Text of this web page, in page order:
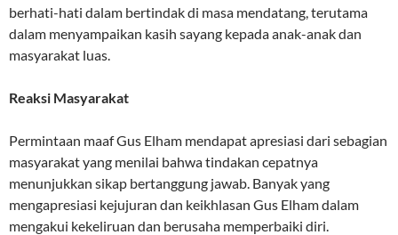
berhati-hati dalam bertindak di masa mendatang, terutama
dalam menyampaikan kasih sayang kepada anak-anak dan
masyarakat luas.
Reaksi Masyarakat
Permintaan maaf Gus Elham mendapat apresiasi dari sebagian
masyarakat yang menilai bahwa tindakan cepatnya
menunjukkan sikap bertanggung jawab. Banyak yang
mengapresiasi kejujuran dan keikhlasan Gus Elham dalam
mengakui kekeliruan dan berusaha memperbaiki diri.